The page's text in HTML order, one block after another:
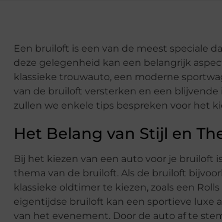
Een bruiloft is een van de meest speciale
deze gelegenheid kan een belangrijk
klassieke trouwauto, een moderne
van de bruiloft versterken en een
zullen we enkele tips bespreken voor het
Het Belang van Stijl en
Bij het kiezen van een auto voor je
thema van de bruiloft. Als de bruiloft
klassieke oldtimer te kiezen, zoals een
eigentijdse bruiloft kan een sportieve luxe
van het evenement. Door de auto af te